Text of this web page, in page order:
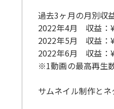
過去3ヶ月の月別収
2022年4月 収益：
2022年5月 収益：
2022年6月 収益：
※1動画の最高再生
サムネイル制作と